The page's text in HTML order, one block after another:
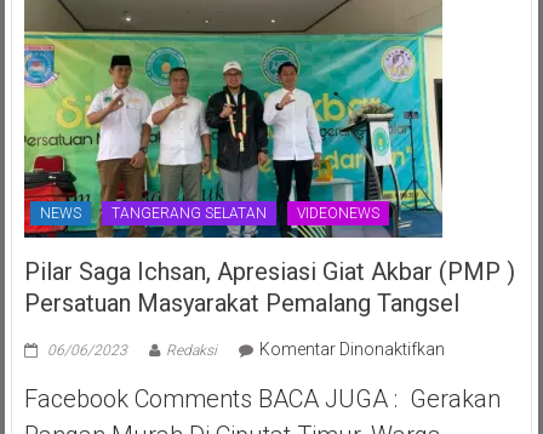
NEWS TANGERANG SELATAN VIDEONEWS
Pilar Saga Ichsan, Apresiasi Giat Akbar (PMP )
Persatuan Masyarakat Pemalang Tangsel
06/06/2023 Redaksi Komentar Dinonaktifkanpada
Saga
Facebook Comments BACA JUGA : Gerakan